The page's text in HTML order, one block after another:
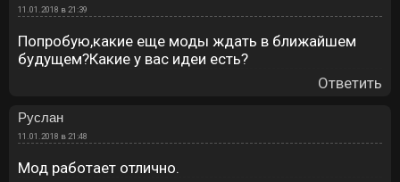
11.01.2018 в 21:39
Попробую,какие еще моды ждать в ближайшем
будущем?Какие у вас идеи есть?
Ответить
Руслан
11.01.2018 в 21:48
Мод работает отлично.